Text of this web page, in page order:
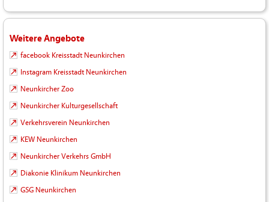
Weitere Angebote
facebook Kreisstadt Neunkirchen
Instagram Kreisstadt Neunkirchen
Neunkircher Zoo
Neunkircher Kulturgesellschaft
Verkehrsverein Neunkirchen
KEW Neunkirchen
Neunkircher Verkehrs GmbH
Diakonie Klinikum Neunkirchen
GSG Neunkirchen